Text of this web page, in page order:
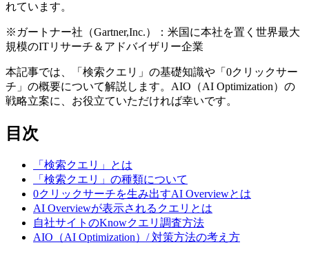
れています。
※ガートナー社（Gartner,Inc.）：米国に本社を置く世界最大
規模のITリサーチ＆アドバイザリー企業
本記事では、「検索クエリ」の基礎知識や「0クリックサー
チ」の概要について解説します。AIO（AI Optimization）の
戦略立案に、お役立ていただければ幸いです。
目次
「検索クエリ」とは
「検索クエリ」の種類について
0クリックサーチを生み出すAI Overviewとは
AI Overviewが表示されるクエリとは
自社サイトのKnowクエリ調査方法
AIO（AI Optimization）/ 対策方法の考え方